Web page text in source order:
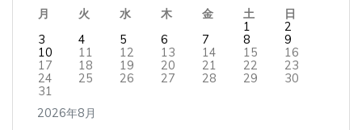
2026年8月
月 火 水 木 金 土
日
1
2
3
4 5 6 7 8
9
10
11 12 13 14 15
16
17
18 19 20 21 22
23
24
25 26 27 28 29
30
31